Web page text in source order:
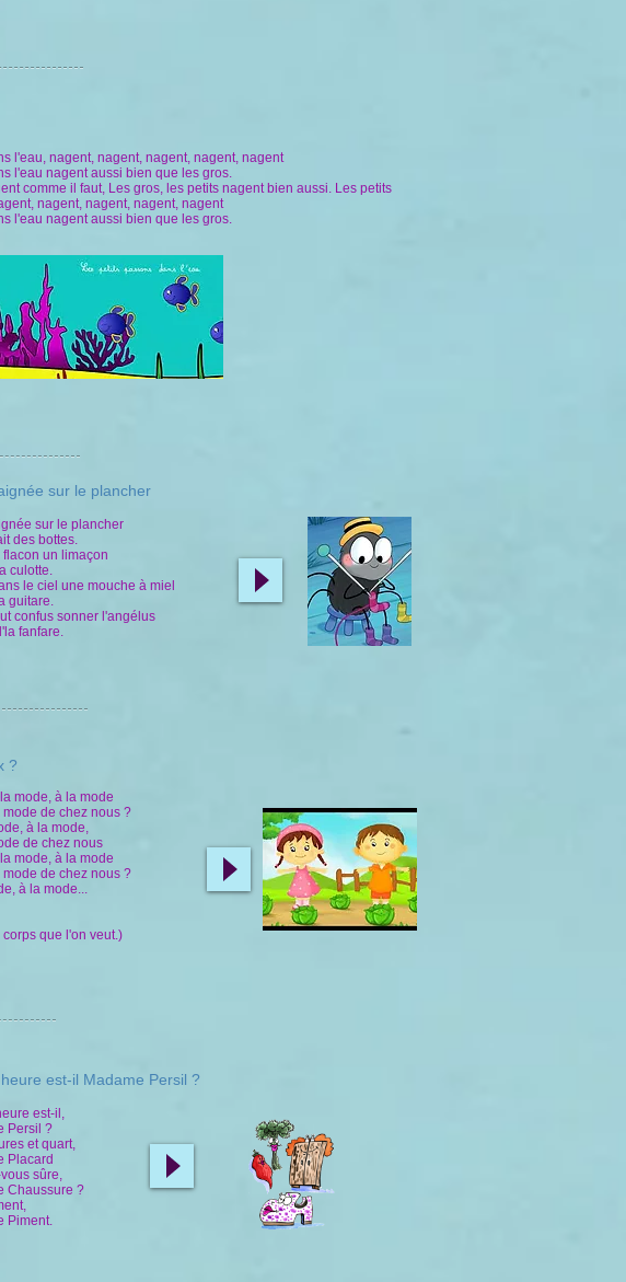
l'eau, nagent, nagent, nagent, nagent, nagent
l'eau nagent aussi bien que les gros.
comme il faut, Les gros, les petits nagent bien aussi. Les petits
nagent, nagent, nagent, nagent
l'eau nagent aussi bien que les gros.
sur le plancher
sur le plancher
des bottes.
flacon un limaçon
culotte.
le ciel une mouche à miel
guitare.
confus sonner l'angélus
fanfare.
?
mode, à la mode
de chez nous ?
à la mode,
de chez nous
mode, à la mode
de chez nous ?
à la mode...
que l'on veut.)
est-il Madame Persil ?
est-il,
Persil ?
et quart,
Placard
sûre,
Chaussure ?
Piment.